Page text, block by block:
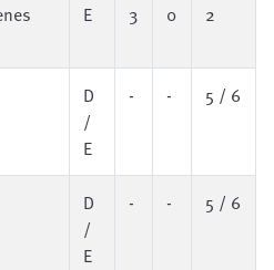
E 3 0 2
D
/
E
- - 5 / 6
D
/
E
- - 5 / 6